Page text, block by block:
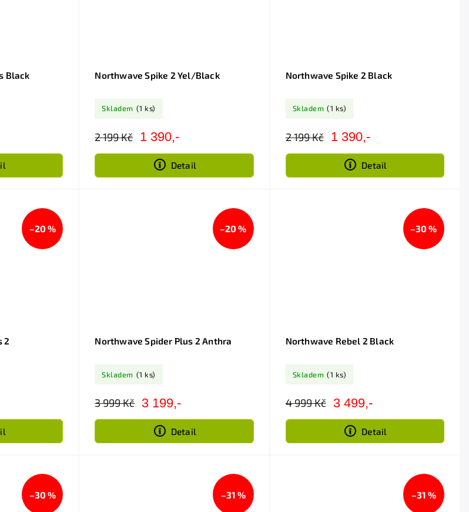
Black Northwave Spike 2 Yel/Black
Skladem (1 ks)
2 199 Kč 1 390,-
Detail
Northwave Spike 2 Black
Skladem (1 ks)
2 199 Kč 1 390,-
Detail
–20 %
2
–20 %
Northwave Spider Plus 2 Anthra
Skladem (1 ks)
3 999 Kč 3 199,-
Detail
–30 %
Northwave Rebel 2 Black
Skladem (1 ks)
4 999 Kč 3 499,-
Detail
–30 % –31 % –31 %